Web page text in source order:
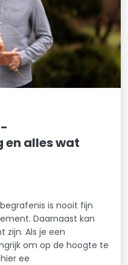
alles wat
is nooit fijn
Daarnaast kan
zijn. Als je een
om op de hoogte te
ee